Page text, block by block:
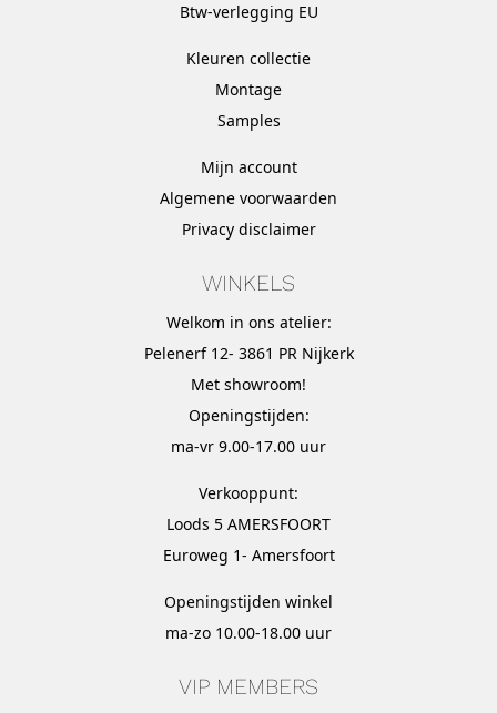
Btw-verlegging EU
Kleuren collectie
Montage
Samples
Mijn account
Algemene voorwaarden
Privacy disclaimer
WINKELS
Welkom in ons atelier:
Pelenerf 12- 3861 PR Nijkerk
Met showroom!
Openingstijden:
ma-vr 9.00-17.00 uur
Verkooppunt:
Loods 5 AMERSFOORT
Euroweg 1- Amersfoort
Openingstijden winkel
ma-zo 10.00-18.00 uur
VIP MEMBERS